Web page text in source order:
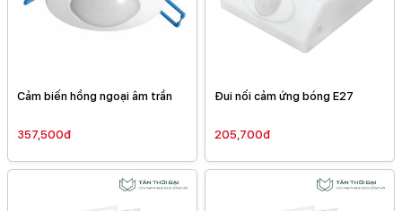
Cảm biến hồng ngoại âm trần
357,500đ
Đui nối cảm ứng bóng E27
205,700đ